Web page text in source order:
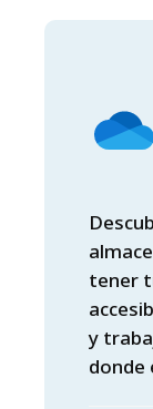
tener
y
donde